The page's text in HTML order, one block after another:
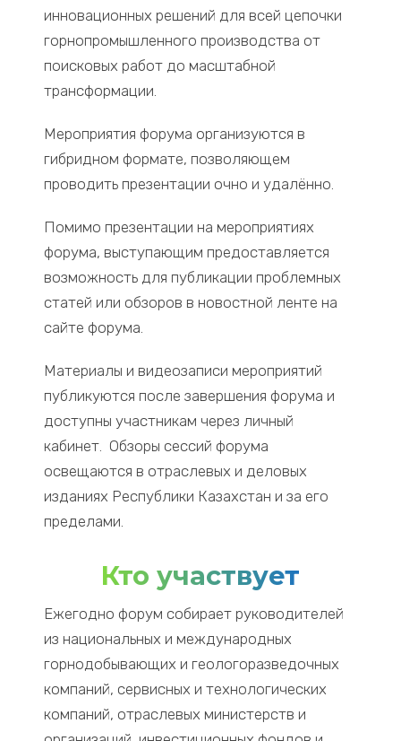
инновационных решений для всей цепочки
горнопромышленного производства от
поисковых работ до масштабной
трансформации.
Мероприятия форума организуются в
гибридном формате, позволяющем
проводить презентации очно и удалённо.
Помимо презентации на мероприятиях
форума, выступающим предоставляется
возможность для публикации проблемных
статей или обзоров в новостной ленте на
сайте форума.
Материалы и видеозаписи мероприятий
публикуются после завершения форума и
доступны участникам через личный
кабинет. Обзоры сессий форума
освещаются в отраслевых и деловых
изданиях Республики Казахстан и за его
пределами.
Кто участвует
Ежегодно форум собирает руководителей
из национальных и международных
горнодобывающих и геологоразведочных
компаний, сервисных и технологических
компаний, отраслевых министерств и